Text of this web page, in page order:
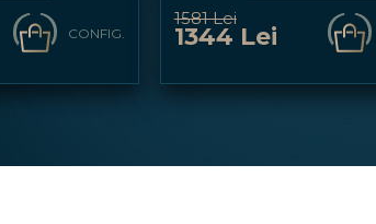
CONFIG.
1581 Lei
1344 Lei